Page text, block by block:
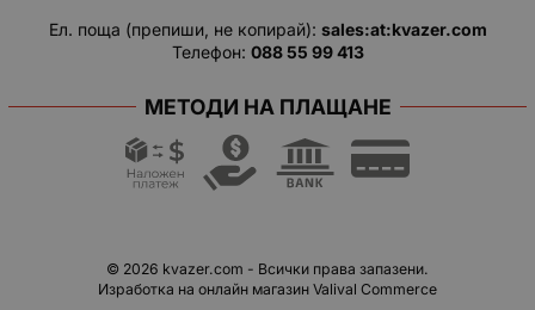
Ел. поща (препиши, не копирай): salеs:at:kvazer.cоm
Телефон: 088 55 99 413
МЕТОДИ НА ПЛАЩАНЕ
© 2026 kvazer.com - Всички права запазени.
Изработка на онлайн магазин Valival Commerce